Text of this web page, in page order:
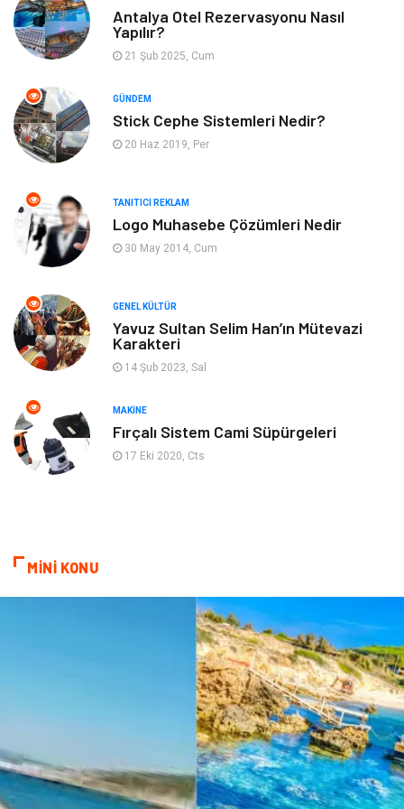
Tatil
Emlak
Gayrimenkul Moda
Bilgisayar & Yazılım Müzik
Mobilya
Ev İşleri
Aksesuar
Gençlik Eğlence
İnternet
Cam
Restaurant
Antalya Otel Rezervasyonu Nasıl
Yapılır?
21 Şub 2025, Cum
GÜNDEM
Stick Cephe Sistemleri Nedir?
20 Haz 2019, Per
TANITICI REKLAM
Logo Muhasebe Çözümleri Nedir
30 May 2014, Cum
GENEL KÜLTÜR
Yavuz Sultan Selim Han’ın Mütevazi
Karakteri
14 Şub 2023, Sal
MAKINE
Fırçalı Sistem Cami Süpürgeleri
17 Eki 2020, Cts
MİNİ KONU